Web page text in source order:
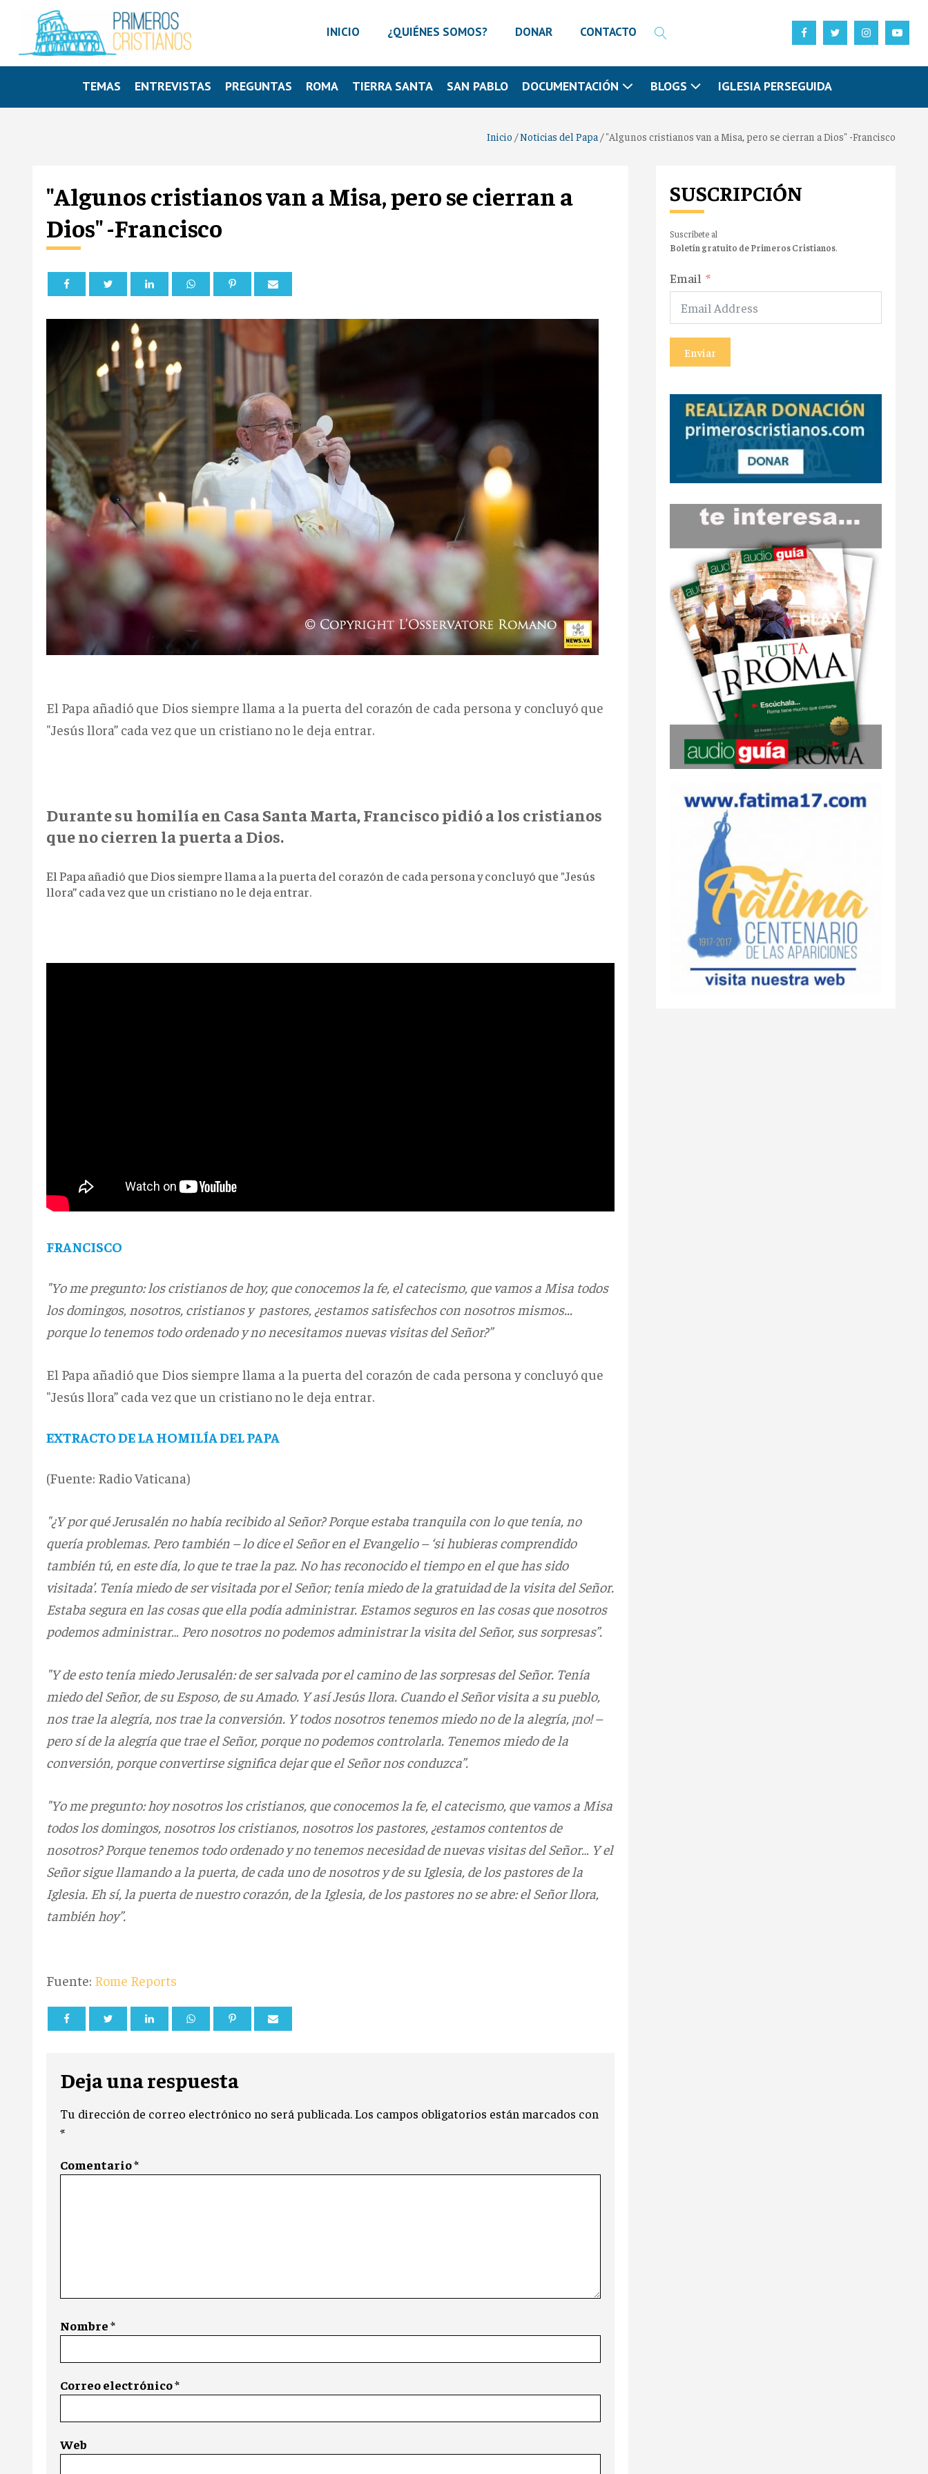
INICIO ¿QUIÉNES SOMOS? DONAR CONTACTO
TEMAS ENTREVISTAS PREGUNTAS ROMA TIERRA SANTA SAN PABLO DOCUMENTACIÓN BLOGS IGLESIA PERSEGUIDA
Inicio /Noticias del Papa /"Algunos cristianos van a Misa, pero se cierran a Dios" -Francisco
"Algunos cristianos van a Misa, pero se cierran a
Dios" -Francisco
El Papa añadió que Dios siempre llama a la puerta del corazón de cada persona y concluyó que
"Jesús llora” cada vez que un cristiano no le deja entrar.
Durante su homilía en Casa Santa Marta, Francisco pidió a los cristianos
que no cierren la puerta a Dios.
El Papa añadió que Dios siempre llama a la puerta del corazón de cada persona y concluyó que "Jesús
llora” cada vez que un cristiano no le deja entrar.
FRANCISCO
"Yo me pregunto: los cristianos de hoy, que conocemos la fe, el catecismo, que vamos a Misa todos
los domingos, nosotros, cristianos y pastores, ¿estamos satisfechos con nosotros mismos...
porque lo tenemos todo ordenado y no necesitamos nuevas visitas del Señor?”
El Papa añadió que Dios siempre llama a la puerta del corazón de cada persona y concluyó que
"Jesús llora” cada vez que un cristiano no le deja entrar.
EXTRACTO DE LA HOMILÍA DEL PAPA
(Fuente: Radio Vaticana)
"¿Y por qué Jerusalén no había recibido al Señor? Porque estaba tranquila con lo que tenía, no
quería problemas. Pero también – lo dice el Señor en el Evangelio – ‘si hubieras comprendido
también tú, en este día, lo que te trae la paz. No has reconocido el tiempo en el que has sido
visitada’. Tenía miedo de ser visitada por el Señor; tenía miedo de la gratuidad de la visita del Señor.
Estaba segura en las cosas que ella podía administrar. Estamos seguros en las cosas que nosotros
podemos administrar… Pero nosotros no podemos administrar la visita del Señor, sus sorpresas”.
"Y de esto tenía miedo Jerusalén: de ser salvada por el camino de las sorpresas del Señor. Tenía
miedo del Señor, de su Esposo, de su Amado. Y así Jesús llora. Cuando el Señor visita a su pueblo,
nos trae la alegría, nos trae la conversión. Y todos nosotros tenemos miedo no de la alegría, ¡no! –
pero sí de la alegría que trae el Señor, porque no podemos controlarla. Tenemos miedo de la
conversión, porque convertirse significa dejar que el Señor nos conduzca”.
"Yo me pregunto: hoy nosotros los cristianos, que conocemos la fe, el catecismo, que vamos a Misa
todos los domingos, nosotros los cristianos, nosotros los pastores, ¿estamos contentos de
nosotros? Porque tenemos todo ordenado y no tenemos necesidad de nuevas visitas del Señor… Y el
Señor sigue llamando a la puerta, de cada uno de nosotros y de su Iglesia, de los pastores de la
Iglesia. Eh sí, la puerta de nuestro corazón, de la Iglesia, de los pastores no se abre: el Señor llora,
también hoy”.
Fuente: Rome Reports
Deja una respuesta
Tu dirección de correo electrónico no será publicada.Los campos obligatorios están marcados con
*
Comentario*
Nombre*
Correo electrónico*
Web
SUSCRIPCIÓN
Suscríbete al
Boletín gratuito de Primeros Cristianos.
Email
Enviar